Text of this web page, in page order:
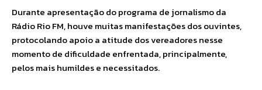
Durante apresentação do programa de jornalismo da
Rádio Rio FM, houve muitas manifestações dos ouvintes,
protocolando apoio a atitude dos vereadores nesse
momento de dificuldade enfrentada, principalmente,
pelos mais humildes e necessitados.